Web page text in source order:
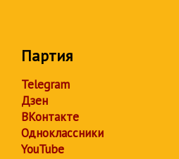
Партия
Telegram
Дзен
ВКонтакте
Одноклассники
YouTube